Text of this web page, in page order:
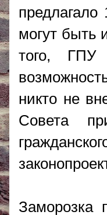
могут быть
того, ГПУ
никто не
Совета
Заморозка